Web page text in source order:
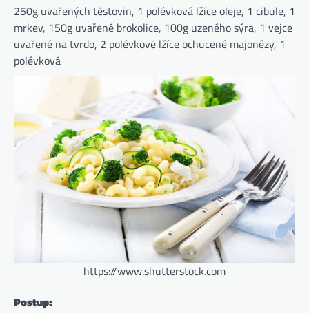
250g uvařených těstovin, 1 polévková lžíce oleje, 1 cibule, 1
mrkev, 150g uvařené brokolice, 100g uzeného sýra, 1 vejce
uvařené na tvrdo, 2 polévkové lžíce ochucené majonézy, 1
polévková
https://www.shutterstock.com
Postup: